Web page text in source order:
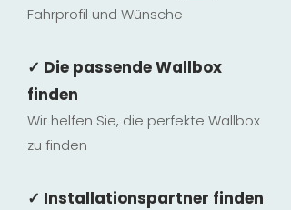
Fahrprofil und Wünsche
✓ Die passende Wallbox
finden
Wir helfen Sie, die perfekte Wallbox
zu finden
✓ Installationspartner finden